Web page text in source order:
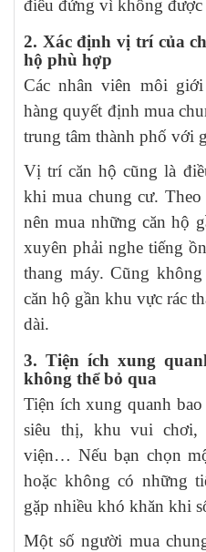
điêu đứng vì không được
2. Xác định vị trí của
hộ phù hợp
Các nhân viên môi
hàng quyết định mua
trung tâm thành phố với
Vị trí căn hộ cũng là
khi mua chung cư.
nên mua những căn hộ
xuyên phải nghe tiếng
thang máy. Cũng
căn hộ gần khu vực rác
dài.
3. Tiện ích xung
không thể bỏ qua
Tiện ích xung quanh
siêu thị, khu vui chơi,
viện… Nếu bạn chọn
hoặc không có những
gặp nhiều khó khăn khi
Một số người mua